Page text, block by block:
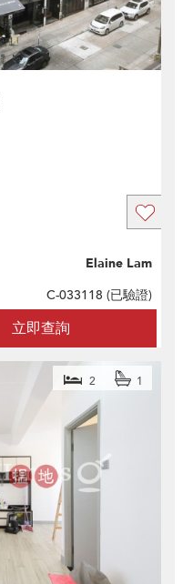
立即查詢
Elaine Lam
C-033118 (已驗證)
2 1